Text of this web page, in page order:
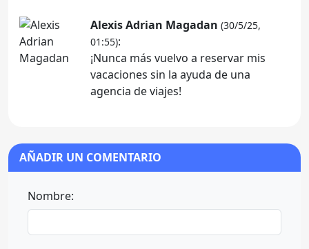
Alexis Adrian Magadan (30/5/25,
01:55):
¡Nunca más vuelvo a reservar mis
vacaciones sin la ayuda de una
agencia de viajes!
AÑADIR UN COMENTARIO
Nombre: